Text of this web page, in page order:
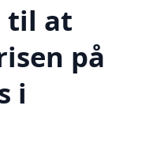
til at
på
i